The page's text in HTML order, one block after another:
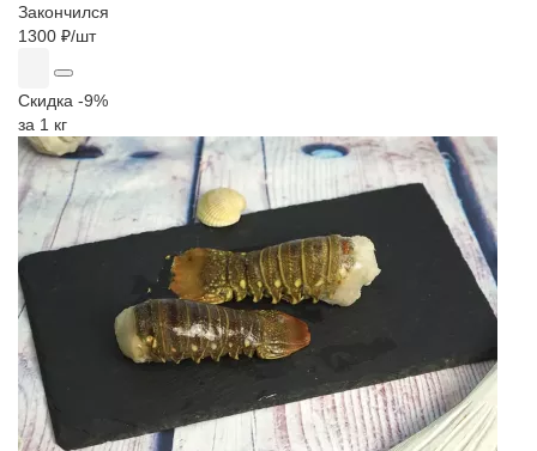
Закончился
1300 ₽/шт
Скидка -9%
за 1 кг